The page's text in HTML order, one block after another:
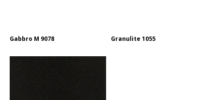
Gabbro M 9078 Granulite 1055